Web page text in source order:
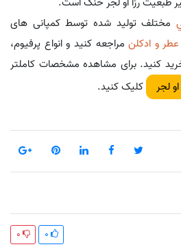
مختلف تولید شده توسط کمپانی های
عطر و ادکلنمراجعه کنید و انواع پرفیوم،
خرید کنید. برای مشاهده مشخصات کاملتر
او لجر کلیک کنید.